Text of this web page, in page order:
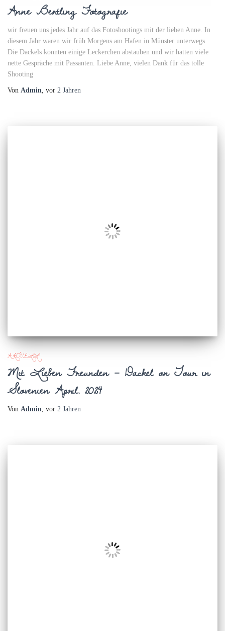
Anne Bertling Fotografie
wir freuen uns jedes Jahr auf das Fotoshootings mit der lieben Anne. In
diesem Jahr waren wir früh Morgens am Hafen in Münster unterwegs.
Die Dackels konnten einige Leckerchen abstauben und wir hatten viele
nette Gespräche mit Passanten. Liebe Anne, vielen Dank für das tolle
Shooting
Von Admin, vor 2 Jahren
AKTUELL
Mit Lieben Freunden – Dackel on Tour in
Slovenien April. 2024
Von Admin, vor 2 Jahren